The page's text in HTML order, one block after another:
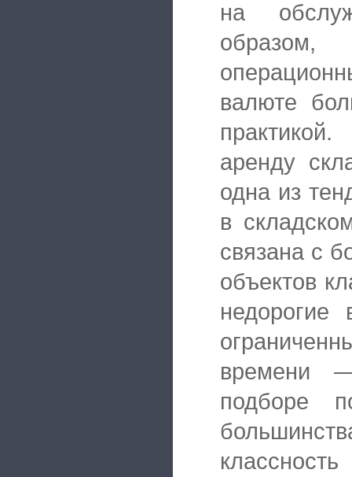
на
валюте
аренду
одна из
в
связана с
объектов
времени
подборе